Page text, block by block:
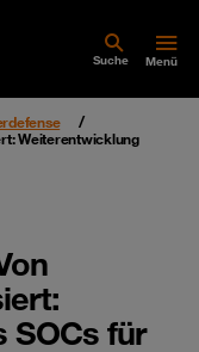
Suche Menü
Weiterentwicklung
SOCs für